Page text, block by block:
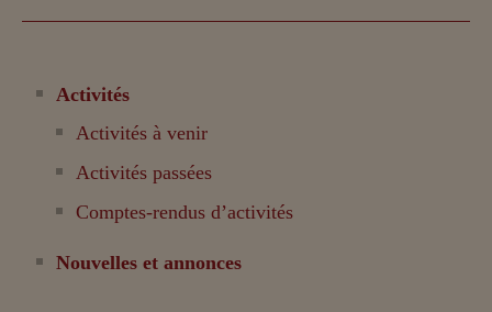
Activités
Activités à venir
Activités passées
Comptes-rendus d’activités
Nouvelles et annonces